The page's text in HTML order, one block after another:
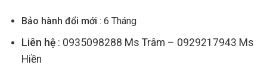
Bảo hành đổi mới : 6 Tháng
Liên hệ: 0935098288 Ms Trâm – 0929217943 Ms
Hiền